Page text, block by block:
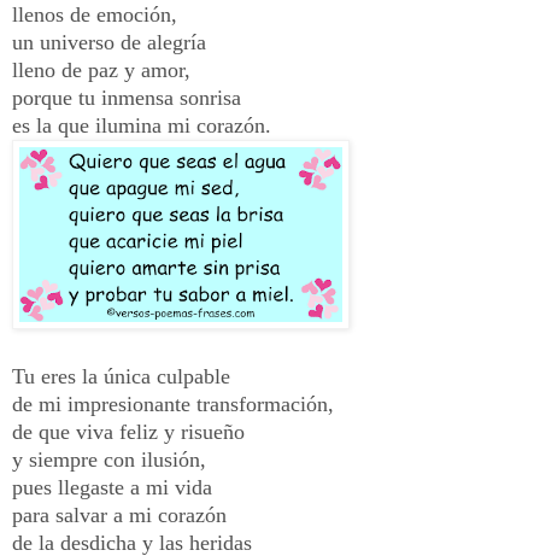
llenos de emoción,
un universo de alegría
lleno de paz y amor,
porque tu inmensa sonrisa
es la que ilumina mi corazón.
Tu eres la única culpable
de mi impresionante transformación,
de que viva feliz y risueño
y siempre con ilusión,
pues llegaste a mi vida
para salvar a mi corazón
de la desdicha y las heridas